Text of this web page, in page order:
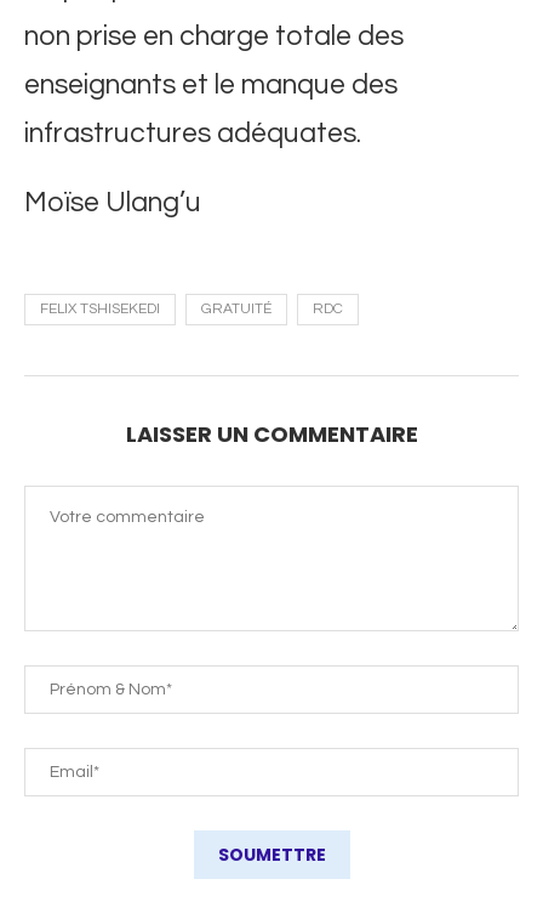
non prise en charge totale des
enseignants et le manque des
infrastructures adéquates.
Moïse Ulang’u
FELIX TSHISEKEDI GRATUITÉ RDC
LAISSER UN COMMENTAIRE